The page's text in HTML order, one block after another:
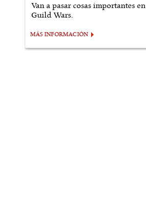
Van a pasar cosas importantes en
Guild Wars.
MÁS INFORMACIÓN